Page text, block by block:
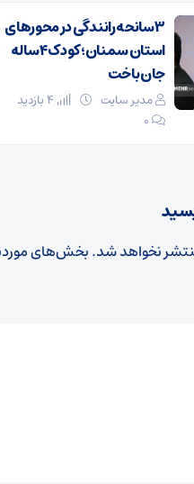
۳ سانحه رانندگی در محورهای
استان سمنان؛ کودک ۴ ساله
جان باخت
مدیر سایت
۰
نخواهد شد.بخش‌های